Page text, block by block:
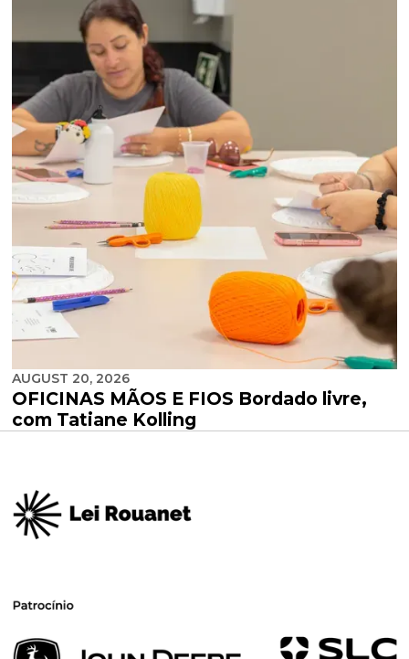
AUGUST 20, 2026
OFICINAS MÃOS E FIOS Bordado livre,
com Tatiane Kolling